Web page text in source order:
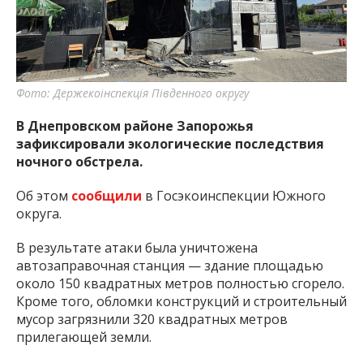
важную информацию о событиях
города Запорожья и области.
Фото: Держекоінспекція Південного округу
В Днепровском районе Запорожья
зафиксировали экологические последствия
ночного обстрела.
Об этом сообщили в Госэкоинспекции Южного
округа.
В результате атаки была уничтожена
автозаправочная станция — здание площадью
около 150 квадратных метров полностью сгорело.
Кроме того, обломки конструкций и строительный
мусор загрязнили 320 квадратных метров
прилегающей земли.